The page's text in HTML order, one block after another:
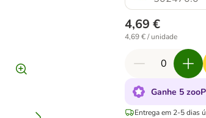
4,69 €
4,69 € / unidade
Ganhe 5
Entrega em 2-5 dias